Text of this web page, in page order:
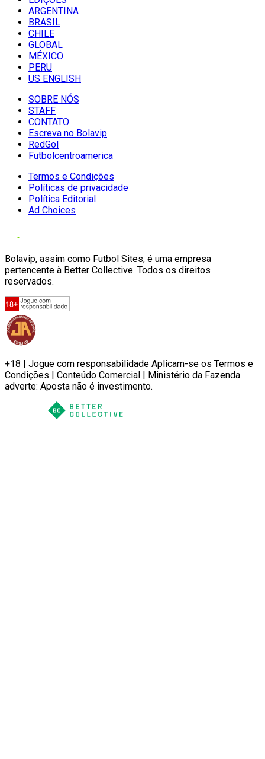
ARGENTINA
BRASIL
CHILE
GLOBAL
MÉXICO
PERU
US ENGLISH
SOBRE NÓS
STAFF
CONTATO
Escreva no Bolavip
RedGol
Futbolcentroamerica
Termos e Condições
Políticas de privacidade
Política Editorial
Ad Choices
Bolavip, assim como Futbol Sites, é uma empresa
pertencente à Better Collective. Todos os direitos
reservados.
+18 | Jogue com responsabilidade Aplicam-se os Termos e
Condições | Conteúdo Comercial | Ministério da Fazenda
adverte: Aposta não é investimento.